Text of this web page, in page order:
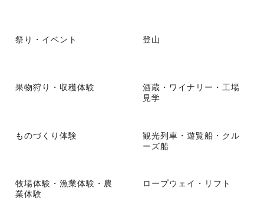
祭り・イベント 登山
果物狩り・収穫体験
酒蔵・ワイナリー・工場
見学
ものづくり体験
観光列車・遊覧船・クル
ーズ船
牧場体験・漁業体験・農
業体験
ロープウェイ・リフト